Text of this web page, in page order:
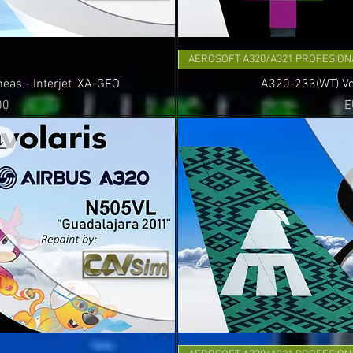
- Interjet ‘XA-GEO’
AEROSOFT A320/A321
A320-233(WT)